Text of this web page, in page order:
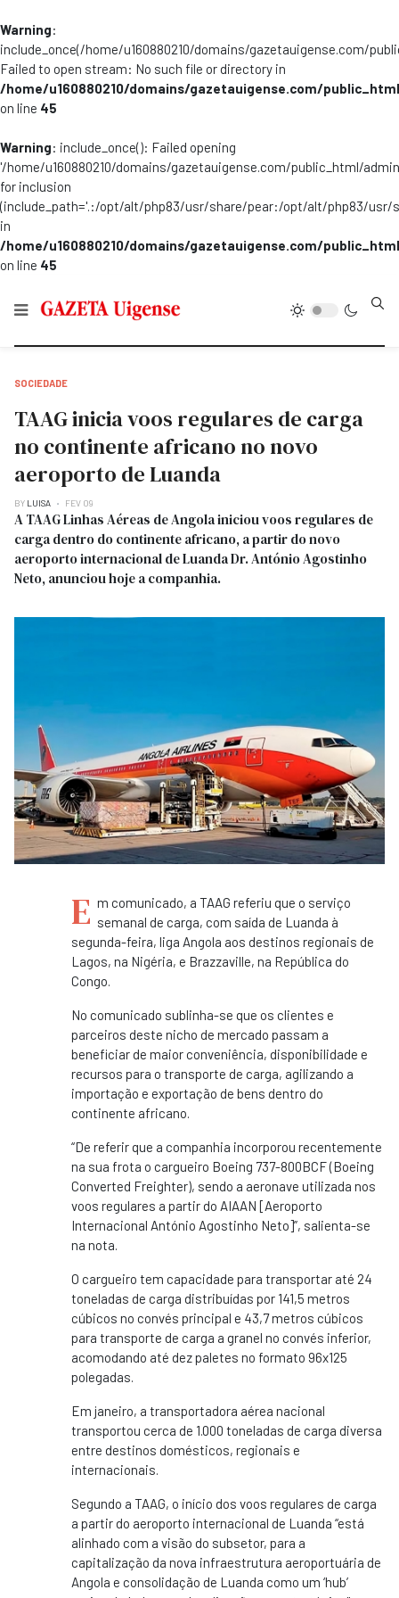
Warning:
include_once(/home/u160880210/domains/gazetauigense.com/
Failed to open stream: No such file or directory in
/home/u160880210/domains/gazetauigense.com/
on line 45
Warning: include_once(): Failed opening
'/home/u160880210/domains/gazetauigense.com/public_html/
for inclusion
(include_path='.:/opt/alt/php83/usr/share/pear:/opt/alt/php83/
in
/home/u160880210/domains/gazetauigense.com/
on line 45
SOCIEDADE
TAAG inicia voos regulares de carga
no continente africano no novo
aeroporto de Luanda
BY LUISA FEV 09
A TAAG Linhas Aéreas de Angola iniciou voos regulares de
carga dentro do continente africano, a partir do novo
aeroporto internacional de Luanda Dr. António Agostinho
Neto, anunciou hoje a companhia.
E m comunicado, a TAAG referiu que o serviço
semanal de carga, com saída de Luanda à
segunda-feira, liga Angola aos destinos regionais de
Lagos, na Nigéria, e Brazzaville, na República do
Congo.
No comunicado sublinha-se que os clientes e
parceiros deste nicho de mercado passam a
beneficiar de maior conveniência, disponibilidade e
recursos para o transporte de carga, agilizando a
importação e exportação de bens dentro do
continente africano.
“De referir que a companhia incorporou recentemente
na sua frota o cargueiro Boeing 737-800BCF (Boeing
Converted Freighter), sendo a aeronave utilizada nos
voos regulares a partir do AIAAN [Aeroporto
Internacional António Agostinho Neto]”, salienta-se
na nota.
O cargueiro tem capacidade para transportar até 24
toneladas de carga distribuídas por 141,5 metros
cúbicos no convés principal e 43,7 metros cúbicos
para transporte de carga a granel no convés inferior,
acomodando até dez paletes no formato 96x125
polegadas.
Em janeiro, a transportadora aérea nacional
transportou cerca de 1.000 toneladas de carga diversa
entre destinos domésticos, regionais e
internacionais.
Segundo a TAAG, o início dos voos regulares de carga
a partir do aeroporto internacional de Luanda “está
alinhado com a visão do subsetor, para a
capitalização da nova infraestrutura aeroportuária de
Angola e consolidação de Luanda como um ‘hub’